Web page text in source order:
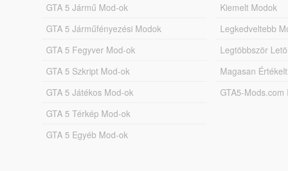
GTA 5 Jármű Mod-ok
GTA 5 Járműfényezési Modok
GTA 5 Fegyver Mod-ok
GTA 5 Szkript Mod-ok
GTA 5 Játékos Mod-ok
GTA 5 Térkép Mod-ok
GTA 5 Egyéb Mod-ok
Kiemelt Modok
Legkedveltebb
Legtöbbször
Magasan
GTA5-Mods.com